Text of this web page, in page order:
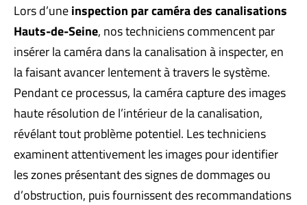
Lors d’uneinspection par caméra des canalisations
Hauts-de-Seine, nos techniciens commencent par
insérer la caméra dans la canalisation à inspecter, en
la faisant avancer lentement à travers le système.
Pendant ce processus, la caméra capture des images
haute résolution de l’intérieur de la canalisation,
révélant tout problème potentiel. Les techniciens
examinent attentivement les images pour identifier
les zones présentant des signes de dommages ou
d’obstruction, puis fournissent des recommandations